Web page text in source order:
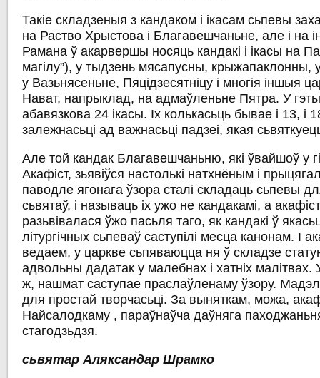
Такіе складзеныя з кандаком і ікасам сьпевы
на Раство Хрыстова і Благавешчаньне, але і на
Рамана ў акарвершы носяць кандакі і ікасы на
магілу”), у тыдзень мясапусны, крыжапаклонны,
у Вазьнясеньне, Пяцідзесятніцу і многія іншыя
Нават, напрыклад, на адмаўленьне Пятра. У
абавязкова 24 ікасы. Іх колькасьць бывае і 13, і
залежнасьці ад важнасьці падзеі, якая
Але той кандак Благавешчаньню, які ўвайшоў у
Акафіст, зьявіўся настолькі натхнёным і
паводле ягонага ўзора сталі складаць сьпевы
сьвятаў, і называць іх ужо не кандакамі, а
разьвівалася ўжо пасьля таго, як кандакі ў
літургічных сьпеваў саступілі месца канонам. І
ведаем, у царкве сьпяваюцца ня ў складзе
адвольны дадатак у малебнах і хатніх малітвах.
ж, нашмат саступае праслаўленаму ўзору.
для простай творчасьці. За выняткам, можа,
Найсалодкаму , параўнаўча даўняга
стагодзьдзя.
сьвятар Аляксандар Шрамко